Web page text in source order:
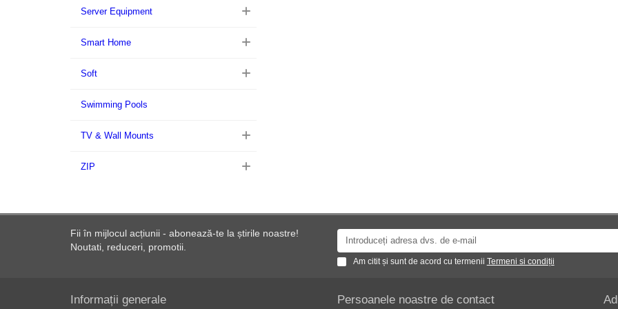
Server Equipment
Smart Home
Soft
Swimming Pools
TV & Wall Mounts
ZIP
Fii în mijlocul acțiunii - abonează-te la știrile noastre!
Noutati, reduceri, promotii.
Am citit și sunt de acord cu termenii Termeni si condiții
Informații generale Persoanele noastre de contact